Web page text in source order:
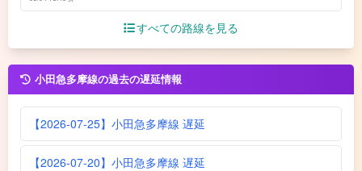
すべての路線を見る
小田急多摩線の過去の遅延情報
【2026-07-25】小田急多摩線 遅延
【2026-07-20】小田急多摩線 遅延